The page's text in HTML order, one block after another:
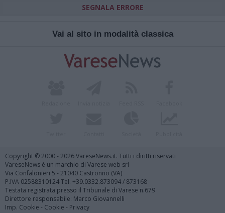
SEGNALA ERRORE
Vai al sito in modalità classica
Copyright © 2000 - 2026 VareseNews.it. Tutti i diritti riservati
VareseNews è un marchio di Varese web srl
Via Confalonieri 5 - 21040 Castronno (VA)
P.IVA 02588310124 Tel. +39.0332.873094 / 873168
Testata registrata presso il Tribunale di Varese n.679
Direttore responsabile: Marco Giovannelli
Imp. Cookie - Cookie - Privacy